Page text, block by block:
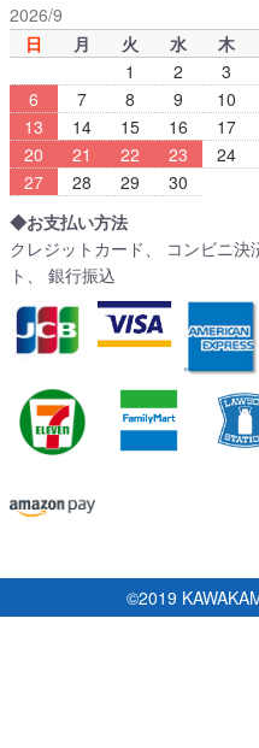
2026/9
日
月 火 水 木
1
2 3
6
7 8 9 10
13
14 15 16 17
20
21 22 23 24
27
28 29
30
◆お支払い方法
クレジットカード、 コンビニ
ト、 銀行振込
©2019